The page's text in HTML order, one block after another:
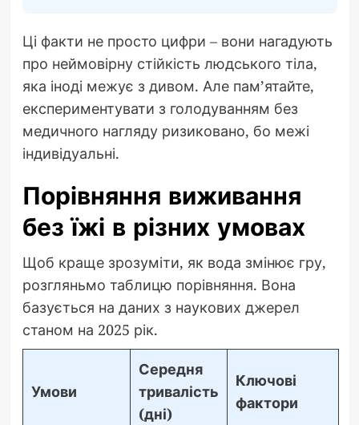
Ці факти не просто цифри – вони нагадують
про неймовірну стійкість людського тіла,
яка іноді межує з дивом. Але пам’ятайте,
експериментувати з голодуванням без
медичного нагляду ризиковано, бо межі
індивідуальні.
Порівняння виживання
без їжі в різних умовах
Щоб краще зрозуміти, як вода змінює гру,
розгляньмо таблицю порівняння. Вона
базується на даних з наукових джерел
станом на 2025 рік.
Умови
Середня
тривалість
(дні)
Ключові
фактори